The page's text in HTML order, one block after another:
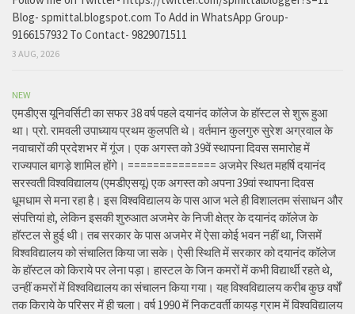
Blog- spmittal.blogspot.com To Add in WhatsApp Group-
9166157932 To Contact- 9829071511
3 AUG, 2026
NEW
एमडीएस यूनिवर्सिटी का सफर 38 वर्ष पहले दयानंद कॉलेज के हॉस्टल से शुरू हुआ
था। प्रो. रामवली उपाध्याय प्रथम कुलपति थे। वर्तमान कुलगुरु सुरेश अग्रवाल के
नवाचारों की प्रदेशभर में गूंज। एक अगस्त को 39वें स्थापना दिवस समारोह में
राज्यपाल बागड़े शामिल होंगे। ============== अजमेर स्थित महर्षि दयानंद
सरस्वती विश्वविद्यालय (एमडीएसयू) एक अगस्त को अपना 39वां स्थापना दिवस
धूमधाम से मना रहा है। इस विश्वविद्यालय के पास आज भले ही विशालतम संसाधन और
संपत्तियां हो, लेकिन इसकी शुरुआत अजमेर के निजी क्षेत्र के दयानंद कॉलेज के
हॉस्टल से हुई थी। तब सरकार के पास अजमेर में ऐसा कोई भवन नहीं था, जिसमें
विश्वविद्यालय को संचालित किया जा सके। ऐसी स्थिति में सरकार को दयानंद कॉलेज
के हॉस्टल को किराये पर लेना पड़ा। हास्टल के जिन कमरों में कभी विद्यार्थी रहते थे,
उन्हीं कमरों में विश्वविद्यालय का संचालन किया गया। यह विश्वविद्यालय करीब कुछ वर्षों
तक किराये के परिसर में ही चला। वर्ष 1990 में निकटवर्ती कायड़ ग्राम में विश्वविद्यालय